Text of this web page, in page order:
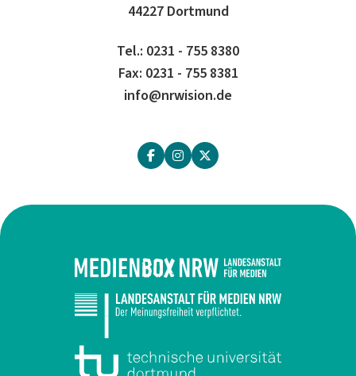
44227 Dortmund
Tel.: 0231 - 755 8380
Fax: 0231 - 755 8381
info@nrwision.de